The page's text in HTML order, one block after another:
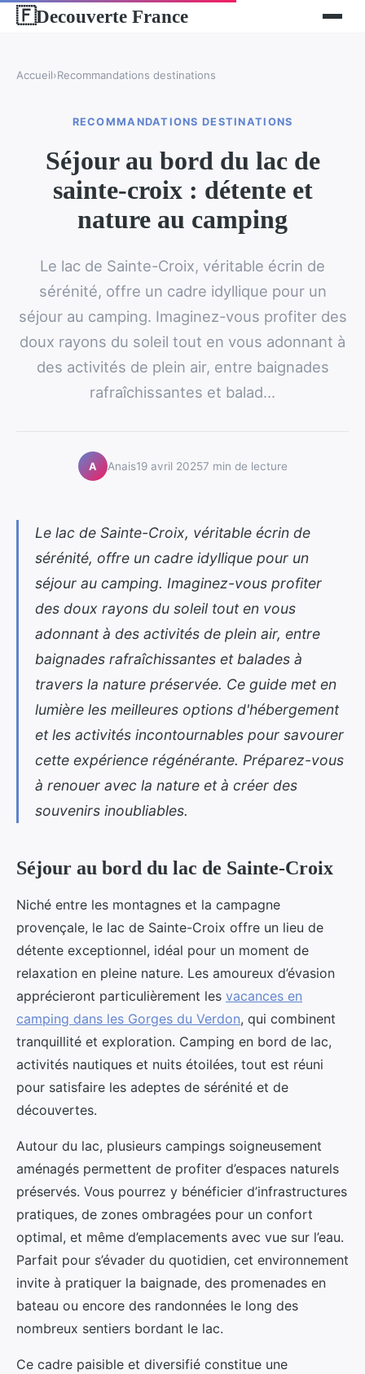
🇫Decouverte France
Accueil›Recommandations destinations
RECOMMANDATIONS DESTINATIONS
Séjour au bord du lac de
sainte-croix : détente et
nature au camping
Le lac de Sainte-Croix, véritable écrin de
sérénité, offre un cadre idyllique pour un
séjour au camping. Imaginez-vous profiter des
doux rayons du soleil tout en vous adonnant à
des activités de plein air, entre baignades
rafraîchissantes et balad...
A Anais19 avril 20257 min de lecture
Le lac de Sainte-Croix, véritable écrin de
sérénité, offre un cadre idyllique pour un
séjour au camping. Imaginez-vous profiter
des doux rayons du soleil tout en vous
adonnant à des activités de plein air, entre
baignades rafraîchissantes et balades à
travers la nature préservée. Ce guide met en
lumière les meilleures options d'hébergement
et les activités incontournables pour savourer
cette expérience régénérante. Préparez-vous
à renouer avec la nature et à créer des
souvenirs inoubliables.
Séjour au bord du lac de Sainte-Croix
Niché entre les montagnes et la campagne
provençale, le lac de Sainte-Croix offre un lieu de
détente exceptionnel, idéal pour un moment de
relaxation en pleine nature. Les amoureux d’évasion
apprécieront particulièrement les vacances en
camping dans les Gorges du Verdon, qui combinent
tranquillité et exploration. Camping en bord de lac,
activités nautiques et nuits étoilées, tout est réuni
pour satisfaire les adeptes de sérénité et de
découvertes.
Autour du lac, plusieurs campings soigneusement
aménagés permettent de profiter d’espaces naturels
préservés. Vous pourrez y bénéficier d’infrastructures
pratiques, de zones ombragées pour un confort
optimal, et même d’emplacements avec vue sur l’eau.
Parfait pour s’évader du quotidien, cet environnement
invite à pratiquer la baignade, des promenades en
bateau ou encore des randonnées le long des
nombreux sentiers bordant le lac.
Ce cadre paisible et diversifié constitue une